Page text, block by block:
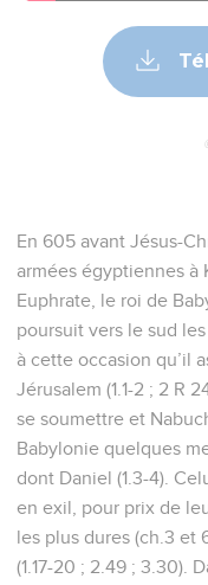
En 605 avant Jésus-
armées égyptiennes à
Euphrate, le roi de
poursuit vers le sud
à cette occasion qu’il
Jérusalem (1.1-2 ; 2 R
se soumettre et
Babylonie quelques
dont Daniel (1.3-4).
en exil, pour prix de
les plus dures (ch.3 et
(1.17-20 ; 2.49 ; 3.30).